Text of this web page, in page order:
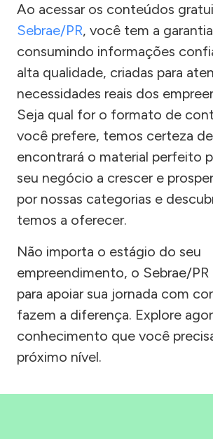
Ao acessar os conteúdos
Sebrae/PR, você tem a
consumindo informações
alta qualidade, criadas para
necessidades reais dos
Seja qual for o formato de
você prefere, temos certeza
encontrará o material perfeito
seu negócio a crescer e
por nossas categorias e
temos a oferecer.
Não importa o estágio do seu
empreendimento, o Sebrae/PR
para apoiar sua jornada com
fazem a diferença. Explore
conhecimento que você
próximo nível.